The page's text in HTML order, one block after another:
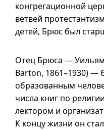
конгрегационной
ветвей
детей, Брюс был
Отец Брюса —
Barton, 1861–1930) —
образованным
числа книг по
лектором и
К концу жизни он